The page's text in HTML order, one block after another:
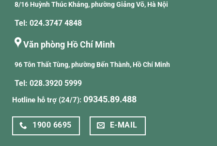
8/16 Huỳnh Thúc Kháng, phường Giảng Võ, Hà Nội
Tel: 024.3747 4848
Văn phòng Hồ Chí Minh
96 Tôn Thất Tùng, phường Bến Thành, Hồ Chí Minh
Tel: 028.3920 5999
Hotline hỗ trợ (24/7): 09345.89.488
1900 6695 E-MAIL